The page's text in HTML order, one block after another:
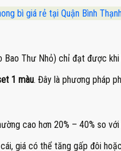
bì giá rẻ tại Quận Bình Thạnh
Bao Thư Nhỏ) chỉ đạt được
1 màu. Đây là phương pháp
cao hơn 20% – 40% so với
giá có thể tăng gấp đôi